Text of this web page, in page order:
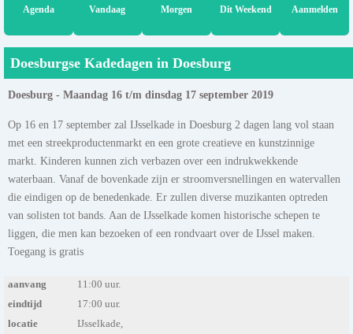
Agenda Vandaag Morgen Dit Weekend Aanmelden
Doesburgse Kadedagen in Doesburg
Doesburg - Maandag 16 t/m dinsdag 17 september 2019
Op 16 en 17 september zal IJsselkade in Doesburg 2 dagen lang vol staan
met een streekproductenmarkt en een grote creatieve en kunstzinnige
markt. Kinderen kunnen zich verbazen over een indrukwekkende
waterbaan. Vanaf de bovenkade zijn er stroomversnellingen en watervallen
die eindigen op de benedenkade. Er zullen diverse muzikanten optreden
van solisten tot bands. Aan de IJsselkade komen historische schepen te
liggen, die men kan bezoeken of een rondvaart over de IJssel maken.
Toegang is gratis
aanvang
11:00 uur.
eindtijd
17:00 uur.
locatie
IJsselkade,